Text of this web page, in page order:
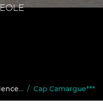
/ Cap Camargue***